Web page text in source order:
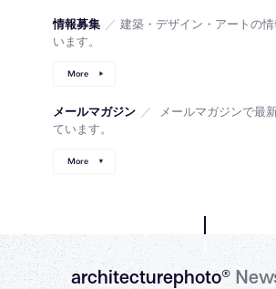
情報募集 ／ 建築・デザイン・アートの
います。
More
メールマガジン ／
メールマガジンで最
ています。
More
architecturephoto®